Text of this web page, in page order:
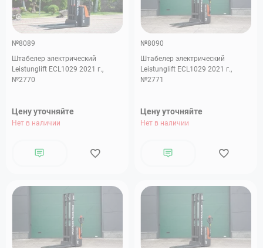
№8089
Штабелер электрический
Leistunglift ECL1029 2021 г.,
№2770
Цену уточняйте
Нет в наличии
№8090
Штабелер электрический
Leistunglift ECL1029 2021 г.,
№2771
Цену уточняйте
Нет в наличии